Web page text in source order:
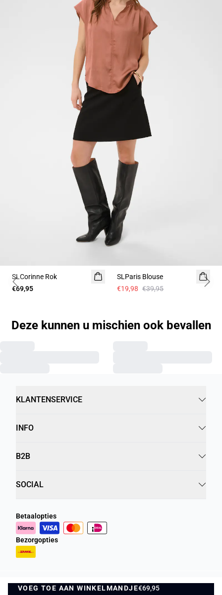
VOEG TOE AAN WINKELMANDJE€69,95
SLCorinne Rok
€69,95
SLParis Blouse
€19,98 €39,95
Previous slide Next
Deze kunnen u mischien ook bevallen
KLANTENSERVICE
INFO
B2B
SOCIAL
Betaalopties
Bezorgopties
Privacybeleid Algemene Voorwaarden